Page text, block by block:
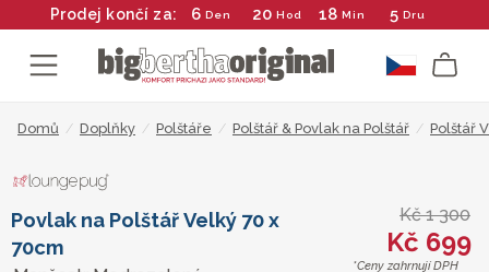
Prodej končí za: 6 Den 20 Hod 18 Min 5 Dru
Domů / Doplňky / Polštáře / Polštář & Povlak na Polštář / Polštář
Povlak na Polštář Velký 70 x
70cm
Kč 1 300
Kč 699
*Ceny zahrnují DPH